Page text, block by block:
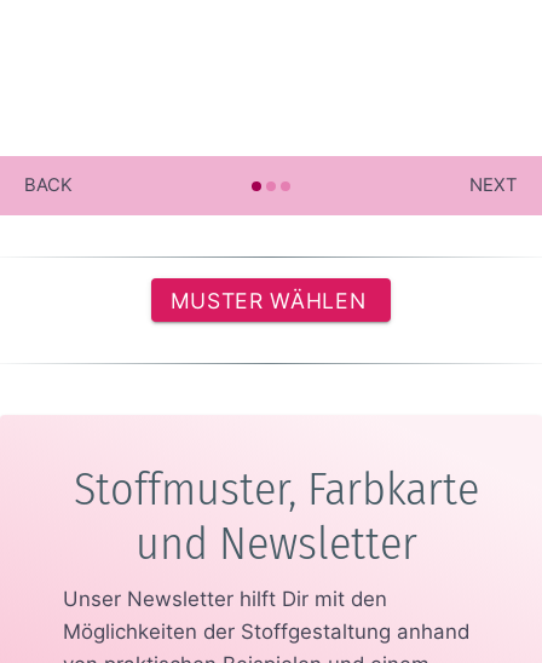
BACK NEXT
MUSTER WÄHLEN
Stoffmuster, Farbkarte
und Newsletter
Unser Newsletter hilft Dir mit den
Möglichkeiten der Stoffgestaltung anhand